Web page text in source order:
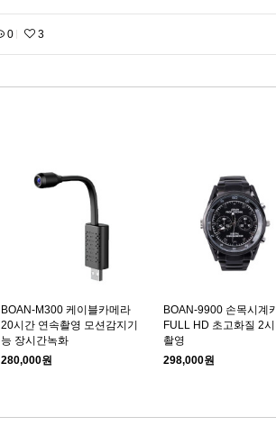
0 3
BOAN-M300 케이블카메라
20시간 연속촬영 모션감지기
능 장시간녹화
280,000원
BOAN-9900 손목시계
FULL HD 초고화질 2
촬영
298,000원